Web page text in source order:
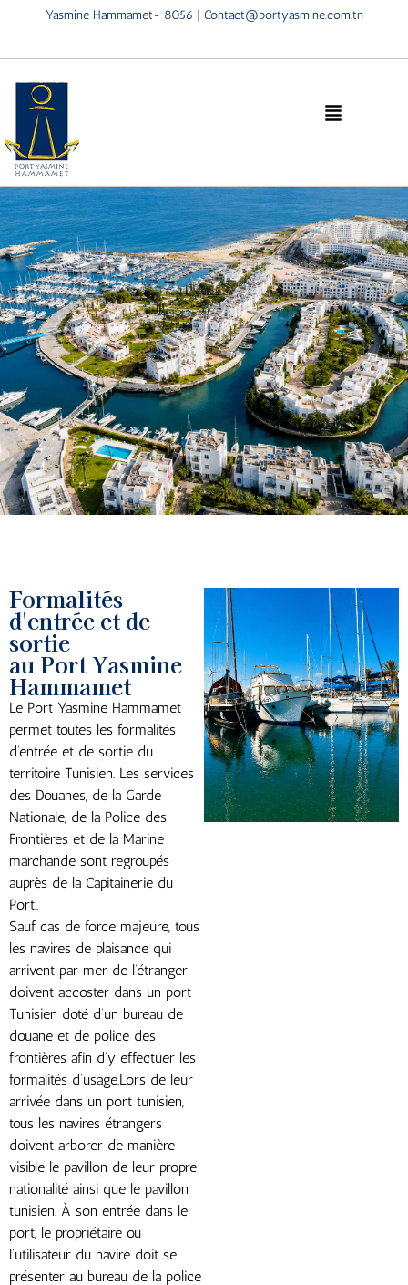
Yasmine Hammamet- 8056 | Contact@portyasmine.com.tn
Formalités
d'entrée et de
sortie
au Port Yasmine
Hammamet
Le Port Yasmine Hammamet
permet toutes les formalités
d’entrée et de sortie du
territoire Tunisien. Les services
des Douanes, de la Garde
Nationale, de la Police des
Frontières et de la Marine
marchande sont regroupés
auprès de la Capitainerie du
Port..
Sauf cas de force majeure, tous
les navires de plaisance qui
arrivent par mer de l’étranger
doivent accoster dans un port
Tunisien doté d’un bureau de
douane et de police des
frontières afin d’y effectuer les
formalités d’usage.Lors de leur
arrivée dans un port tunisien,
tous les navires étrangers
doivent arborer de manière
visible le pavillon de leur propre
nationalité ainsi que le pavillon
tunisien. À son entrée dans le
port, le propriétaire ou
l’utilisateur du navire doit se
présenter au bureau de la police